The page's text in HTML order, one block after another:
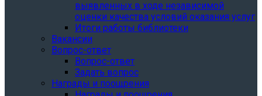
выявленных в ходе независимой
оценки качества условий оказания услуг
Итоги работы библиотеки
Вакансии
Вопрос-ответ
Вопрос-ответ
Задать вопрос
Награды и поощрения